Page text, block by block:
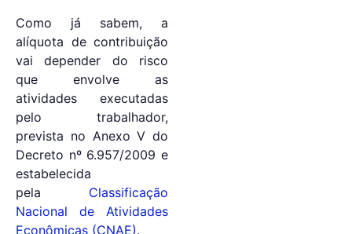
Como já sabem, a
alíquota de contribuição
vai depender do risco
que envolve as
atividades executadas
pelo trabalhador,
prevista no Anexo V do
Decreto nº 6.957/2009 e
estabelecida
pela Classificação
Nacional de Atividades
Econômicas (CNAE).